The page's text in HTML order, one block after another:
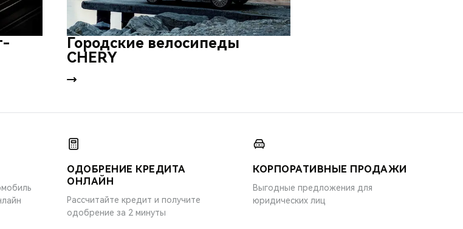
Городские велосипеды
CHERY
ОДОБРЕНИЕ КРЕДИТА
ОНЛАЙН
Рассчитайте кредит и получите
одобрение за 2 минуты
КОРПОРАТИВНЫЕ ПРОДАЖИ
Выгодные предложения для
юридических лиц